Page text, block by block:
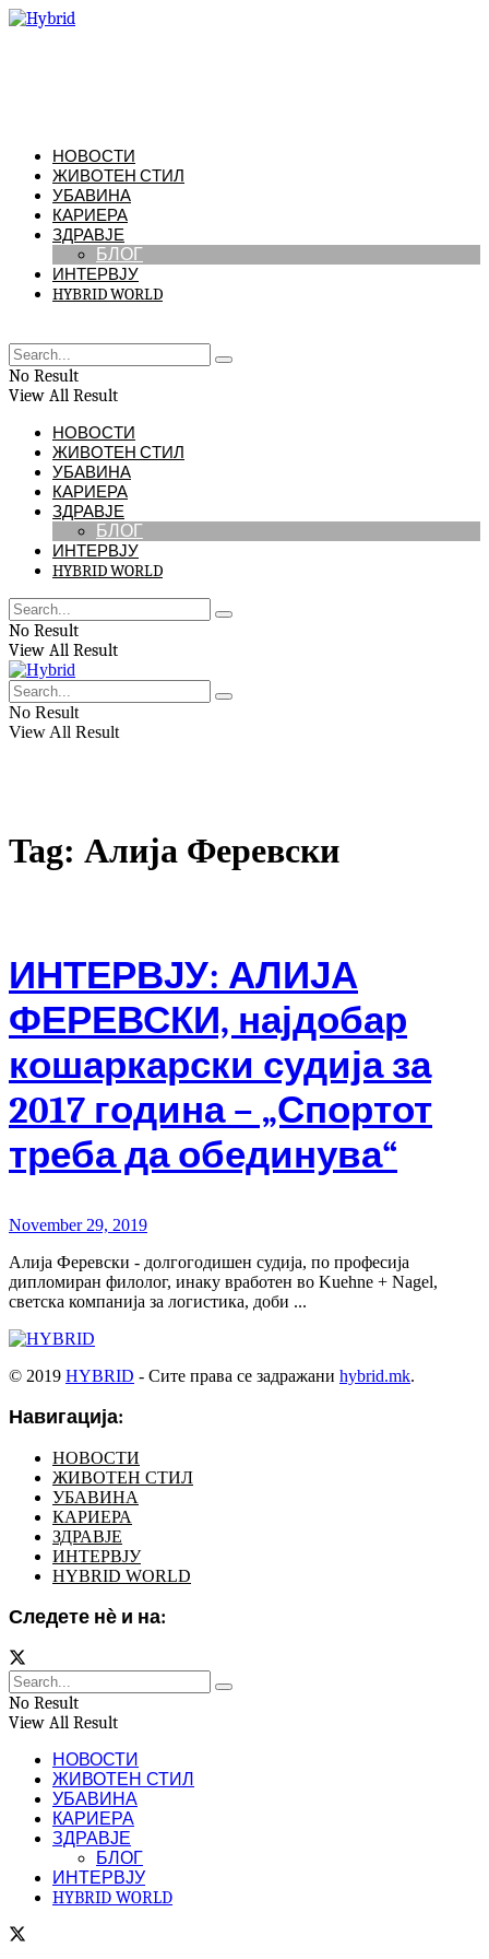
НОВОСТИ
ЖИВОТЕН СТИЛ
УБАВИНА
КАРИЕРА
ЗДРАВЈЕ
БЛОГ
ИНТЕРВЈУ
HYBRID WORLD
No Result
View All Result
НОВОСТИ
ЖИВОТЕН СТИЛ
УБАВИНА
КАРИЕРА
ЗДРАВЈЕ
БЛОГ
ИНТЕРВЈУ
HYBRID WORLD
No Result
View All Result
No Result
View All Result
Tag: Алија Феревски
ИНТЕРВЈУ: АЛИЈА
ФЕРЕВСКИ, најдобар
кошаркарски судија за
2017 година – „Спортот
треба да обединува“
November 29, 2019
Алија Феревски - долгогодишен судија, по професија
дипломиран филолог, инаку вработен во Kuehne + Nagel,
светска компанија за логистика, доби ...
© 2019 HYBRID - Сите права се задражани hybrid.mk.
Навигација:
НОВОСТИ
ЖИВОТЕН СТИЛ
УБАВИНА
КАРИЕРА
ЗДРАВЈЕ
ИНТЕРВЈУ
HYBRID WORLD
Следете нѐ и на:
No Result
View All Result
НОВОСТИ
ЖИВОТЕН СТИЛ
УБАВИНА
КАРИЕРА
ЗДРАВЈЕ
БЛОГ
ИНТЕРВЈУ
HYBRID WORLD